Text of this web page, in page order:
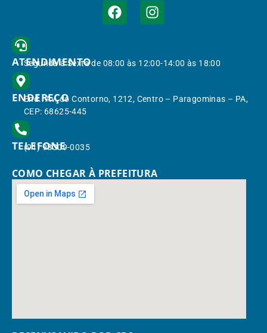
ATENDIMENTO
Segunda à Sexta de 08:00 às 12:00-14:00 às 18:00
ENDEREÇO
End.: Av. do Contorno, 1212, Centro – Paragominas – PA,
CEP: 68625-445
TELEFONE
(91) 98309-0035
COMO CHEGAR À PREFEITURA